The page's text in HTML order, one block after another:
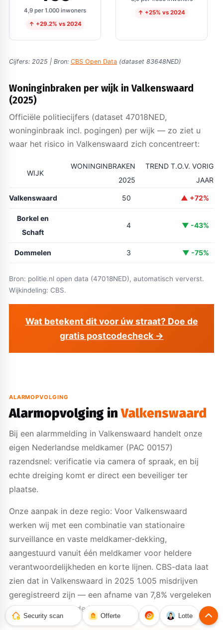
4,9 per 1.000 inwoners
↑ +29.2% vs 2024
↑ +25% vs 2024
Cijfers: 2025 | Bron: CBS Open Data (dataset 83648NED)
Woninginbraken per wijk in Valkenswaard
(2025)
Officiële politiecijfers (dataset 47018NED,
woninginbraak incl. pogingen) per wijk — zo ziet u
waar het risico in Valkenswaard zich concentreert:
WIJK
WONINGINBRAKEN
2025
TREND T.O.V. VORIG
JAAR
Valkenswaard 50 ▲ +72%
Borkel en
Schaft
4 ▼ -43%
Dommelen 3 ▼ -75%
Bron: politie.nl open data (47018NED), automatisch ververst.
Wijkindeling: CBS.
Wat betekent dit voor úw straat? Doe de
gratis postcodecheck →
ALARMOPVOLGING
Alarmopvolging inValkenswaard
Bij een alarmmelding in Valkenswaard handelt onze
eigen Nederlandse meldkamer (PAC 00157)
razendsnel: verificatie via camera of spraak, en bij
echte dreiging komt er direct een beveiliger ter
plaatse.
Onze aanpak in deze regio: Voor Valkenswaard
werken wij met een combinatie van stationaire
surveillance en vaste meldkamer-dekking,
aangestuurd vanuit één meldkamer voor heldere
verantwoordelijkheden en korte lijnen. CBS-data laat
zien dat in Valkenswaard in 2025 1.005 misdrijven
geregistreerd zijn — een afname van 7,8% vergeleken
met het voorgaande jaar.
Security scan Offerte Lotte